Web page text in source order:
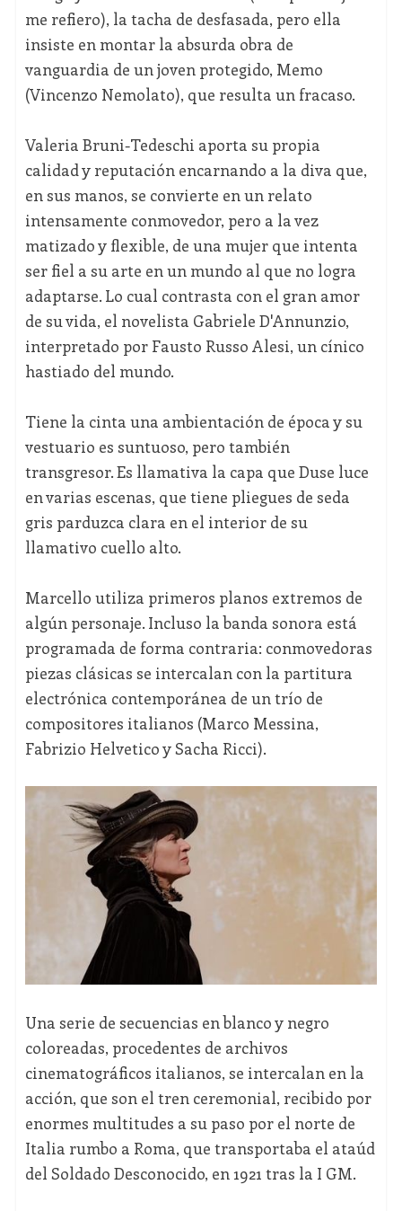
me refiero), la tacha de desfasada, pero ella
insiste en montar la absurda obra de
vanguardia de un joven protegido, Memo
(Vincenzo Nemolato), que resulta un fracaso.
Valeria Bruni-Tedeschi aporta su propia
calidad y reputación encarnando a la diva que,
en sus manos, se convierte en un relato
intensamente conmovedor, pero a la vez
matizado y flexible, de una mujer que intenta
ser fiel a su arte en un mundo al que no logra
adaptarse. Lo cual contrasta con el gran amor
de su vida, el novelista Gabriele D'Annunzio,
interpretado por Fausto Russo Alesi, un cínico
hastiado del mundo.
Tiene la cinta una ambientación de época y su
vestuario es suntuoso, pero también
transgresor. Es llamativa la capa que Duse luce
en varias escenas, que tiene pliegues de seda
gris parduzca clara en el interior de su
llamativo cuello alto.
Marcello utiliza primeros planos extremos de
algún personaje. Incluso la banda sonora está
programada de forma contraria: conmovedoras
piezas clásicas se intercalan con la partitura
electrónica contemporánea de un trío de
compositores italianos (Marco Messina,
Fabrizio Helvetico y Sacha Ricci).
Una serie de secuencias en blanco y negro
coloreadas, procedentes de archivos
cinematográficos italianos, se intercalan en la
acción, que son el tren ceremonial, recibido por
enormes multitudes a su paso por el norte de
Italia rumbo a Roma, que transportaba el ataúd
del Soldado Desconocido, en 1921 tras la I GM.